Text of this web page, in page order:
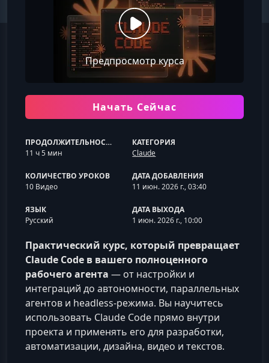
Предпросмотр курса
Начать Сейчас
ПРОДОЛЖИТЕЛЬНОСТЬ
11 ч 5 мин
КАТЕГОРИЯ
Claude
КОЛИЧЕСТВО УРОКОВ
10 Видео
ДАТА ДОБАВЛЕНИЯ
11 июн. 2026 г., 03:40
ЯЗЫК
Русский
ДАТА ВЫХОДА
1 июн. 2026 г., 10:00
Практический курс, который превращает
Claude Code в вашего полноценного
рабочего агента — от настройки и
интеграций до автономности, параллельных
агентов и headless‑режима. Вы научитесь
использовать Claude Code прямо внутри
проекта и применять его для разработки,
автоматизации, дизайна, видео и текстов.